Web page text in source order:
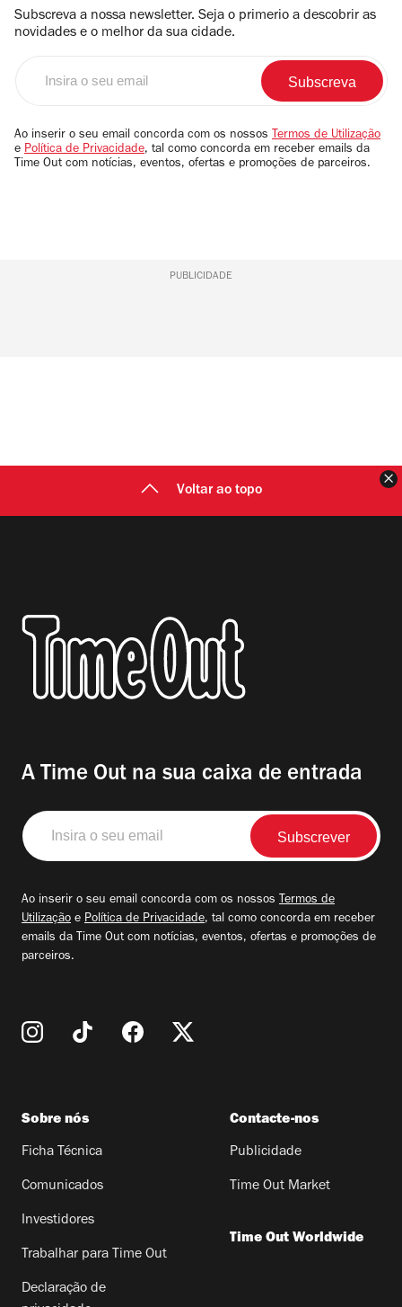
Subscreva a nossa newsletter. Seja o primerio a descobrir as
novidades e o melhor da sua cidade.
email
Ao inserir o seu email concorda com os nossos Termos de Utilização
e Política de Privacidade, tal como concorda em receber emails da
Time Out com notícias, eventos, ofertas e promoções de parceiros.
PUBLICIDADE
Voltar ao topo
A Time Out na sua caixa de entrada
Insira
o
seu
Ao inserir o seu email concorda com os nossos Termos de
Utilização e Política de Privacidade, tal como concorda em receber
emails da Time Out com notícias, eventos, ofertas e promoções de
parceiros.
Sobre nós
Ficha Técnica
Comunicados
Investidores
Trabalhar para Time Out
Declaração de
Contacte-nos
Publicidade
Time Out Market
Time Out Worldwide